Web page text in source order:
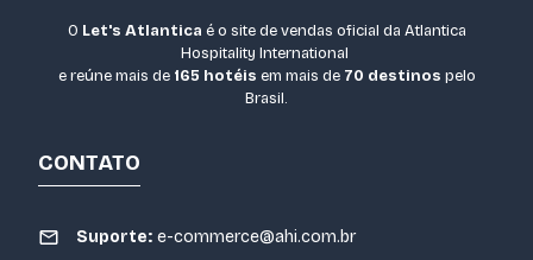
O Let's Atlantica é o site de vendas oficial da Atlantica
Hospitality International
e reúne mais de 165 hotéis em mais de 70 destinos pelo
Brasil.
CONTATO
Suporte: e-commerce@ahi.com.br